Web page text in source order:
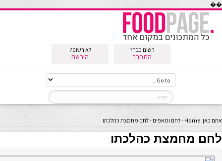
��
רשום כבר?
התחבר
לא רשום?
הירשם
אתם כאן: Home
-לחם ומאפים -לחם מחמצת כהלכתו
לחם מחמצת כהלכתו